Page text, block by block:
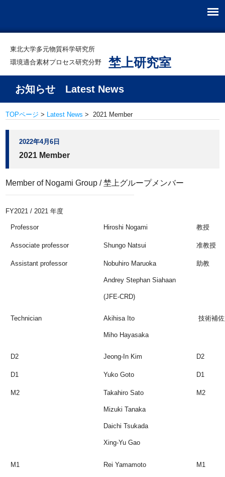
東北大学多元物質科学研究所
環境適合素材プロセス研究分野
埜上研究室
お知らせ Latest News
TOPページ > Latest News > 2021 Member
2022年4月6日
2021 Member
Member of Nogami Group / 埜上グループメンバー
FY2021 / 2021 年度
Professor Hiroshi Nogami 教授
Associate professor Shungo Natsui 准教授
Assistant professor Nobuhiro Maruoka
Andrey Stephan Siahaan
(JFE-CRD)
助教
Technician Akihisa Ito
Miho Hayasaka
技術補
D2 Jeong-In Kim D2
D1 Yuko Goto D1
M2 Takahiro Sato
Mizuki Tanaka
Daichi Tsukada
Xing-Yu Gao
M2
M1 Rei Yamamoto M1